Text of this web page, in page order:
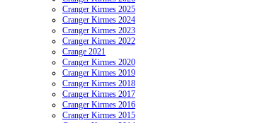
Cranger Kirmes 2025
Cranger Kirmes 2024
Cranger Kirmes 2023
Cranger Kirmes 2022
Crange 2021
Cranger Kirmes 2020
Cranger Kirmes 2019
Cranger Kirmes 2018
Cranger Kirmes 2017
Cranger Kirmes 2016
Cranger Kirmes 2015